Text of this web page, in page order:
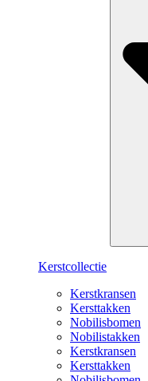
Kerstcollectie
Kerstkransen
Kersttakken
Nobilisbomen
Nobilistakken
Kerstkransen
Kersttakken